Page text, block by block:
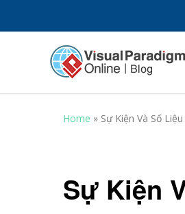
Home » Sự Kiện Và Số
Sự Kiện